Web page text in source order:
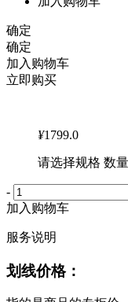
确定
确定
加入购物车
立即购买
¥1799.0
请选择规格 数量
-
加入购物车
服务说明
划线价格：